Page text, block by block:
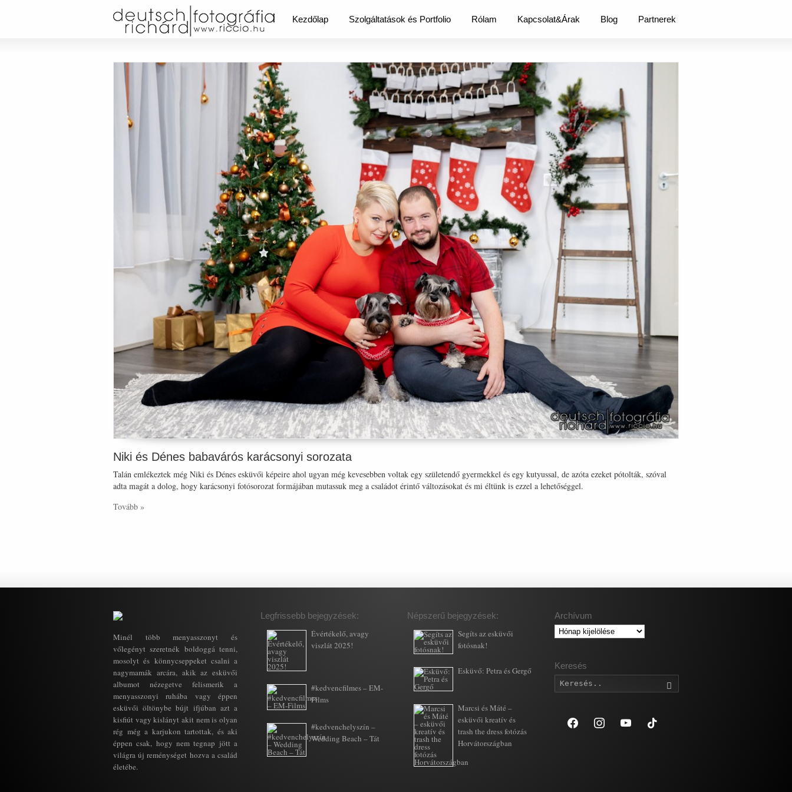
Kezdőlap Szolgáltatások és Portfolio Rólam Kapcsolat&Árak Blog Partnerek
Niki és Dénes babavárós karácsonyi sorozata
Talán emlékeztek még Niki és Dénes esküvői képeire ahol ugyan még kevesebben voltak egy születendő gyermekkel és egy kutyussal, de azóta ezeket pótolták, szóval
adta magát a dolog, hogy karácsonyi fotósorozat formájában mutassuk meg a családot érintő változásokat és mi éltünk is ezzel a lehetőséggel.
Tovább »
Minél több menyasszonyt és
vőlegényt szeretnék boldoggá tenni,
mosolyt és könnycseppeket csalni a
nagymamák arcára, akik az esküvői
albumot nézegetve felismerik a
menyasszonyi ruhába vagy éppen
esküvői öltönybe bújt ifjúban azt a
kisfiút vagy kislányt akit nem is olyan
rég még a karjukon tartottak, és aki
éppen csak, hogy nem tegnap jött a
világra új reménységet hozva a család
életébe.
Legfrissebb bejegyzések:
Évértékelő, avagy
viszlát 2025!
#kedvencfilmes – EM-
Films
#kedvenchelyszín –
Wedding Beach – Tát
Népszerű bejegyzések:
Segíts az esküvői
fotósnak!
Esküvő: Petra és Gergő
Marcsi és Máté –
esküvői kreatív és
trash the dress fotózás
Horvátországban
Archívum
Archívum
Keresés
Keresés
facebook instagram youtube tiktok